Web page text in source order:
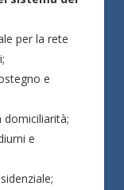
per la rete
e
domiciliarità;
e